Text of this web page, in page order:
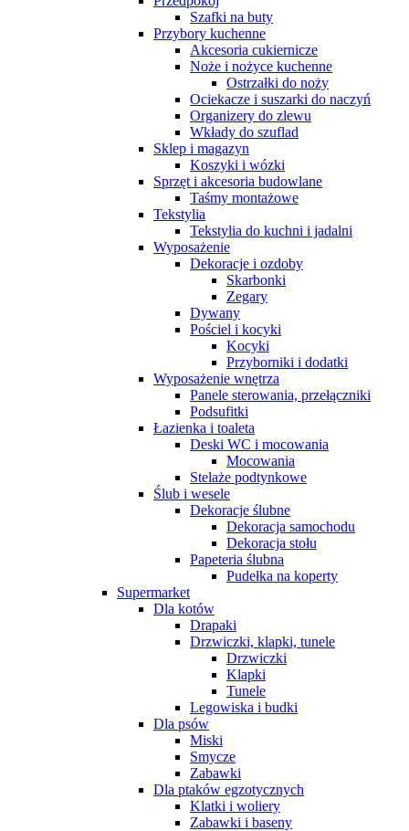
Szafki na buty
Przybory kuchenne
Akcesoria cukiernicze
Noże i nożyce kuchenne
Ostrzałki do noży
Ociekacze i suszarki do naczyń
Organizery do zlewu
Wkłady do szuflad
Sklep i magazyn
Koszyki i wózki
Sprzęt i akcesoria budowlane
Taśmy montażowe
Tekstylia
Tekstylia do kuchni i jadalni
Wyposażenie
Dekoracje i ozdoby
Skarbonki
Zegary
Dywany
Pościel i kocyki
Kocyki
Przyborniki i dodatki
Wyposażenie wnętrza
Panele sterowania, przełączniki
Podsufitki
Łazienka i toaleta
Deski WC i mocowania
Mocowania
Stelaże podtynkowe
Ślub i wesele
Dekoracje ślubne
Dekoracja samochodu
Dekoracja stołu
Papeteria ślubna
Pudełka na koperty
Supermarket
Dla kotów
Drapaki
Drzwiczki, klapki, tunele
Drzwiczki
Klapki
Tunele
Legowiska i budki
Dla psów
Miski
Smycze
Zabawki
Dla ptaków egzotycznych
Klatki i woliery
Zabawki i baseny